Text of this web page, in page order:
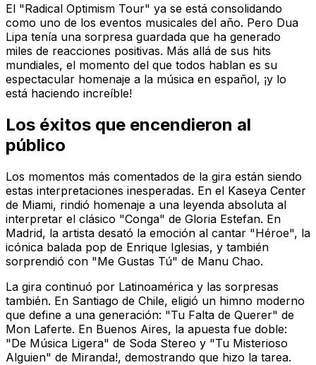
El "Radical Optimism Tour" ya se está consolidando
como uno de los eventos musicales del año. Pero Dua
Lipa tenía una sorpresa guardada que ha generado
miles de reacciones positivas. Más allá de sus hits
mundiales, el momento del que todos hablan es su
espectacular homenaje a la música en español, ¡y lo
está haciendo increíble!
Los éxitos que encendieron al
público
Los momentos más comentados de la gira están siendo
estas interpretaciones inesperadas. En el Kaseya Center
de Miami, rindió homenaje a una leyenda absoluta al
interpretar el clásico "Conga" de Gloria Estefan. En
Madrid, la artista desató la emoción al cantar "Héroe", la
icónica balada pop de Enrique Iglesias, y también
sorprendió con "Me Gustas Tú" de Manu Chao.
La gira continuó por Latinoamérica y las sorpresas
también. En Santiago de Chile, eligió un himno moderno
que define a una generación: "Tu Falta de Querer" de
Mon Laferte. En Buenos Aires, la apuesta fue doble:
"De Música Ligera" de Soda Stereo y "Tu Misterioso
Alguien" de Miranda!, demostrando que hizo la tarea.